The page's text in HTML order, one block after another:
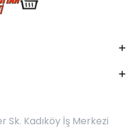
Kadıköy İş Merkezi